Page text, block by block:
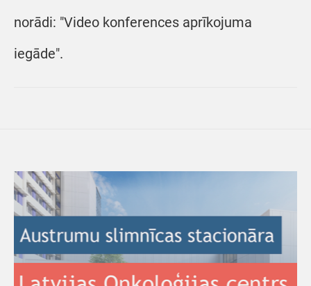
norādi: "Video konferences aprīkojuma
iegāde".